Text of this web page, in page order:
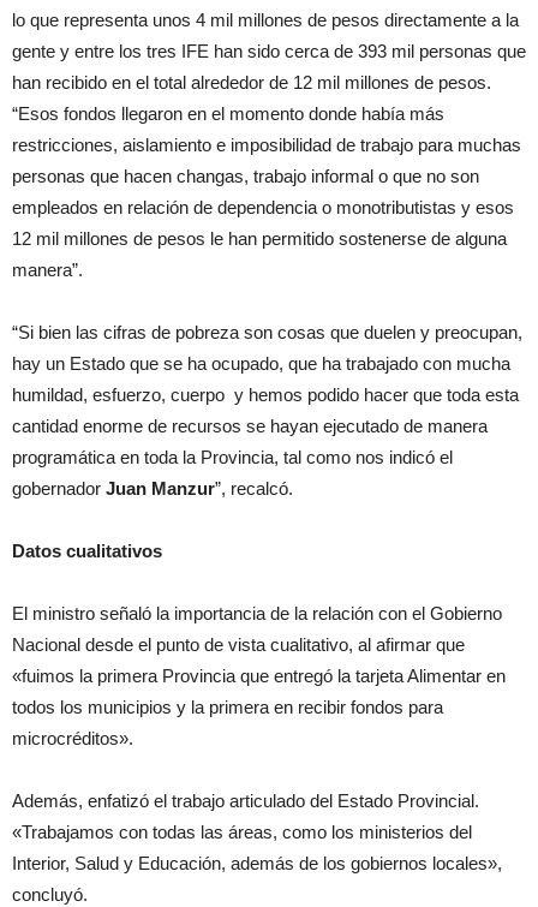
lo que representa unos 4 mil millones de pesos directamente a la
gente y entre los tres IFE han sido cerca de 393 mil personas que
han recibido en el total alrededor de 12 mil millones de pesos.
“Esos fondos llegaron en el momento donde había más
restricciones, aislamiento e imposibilidad de trabajo para muchas
personas que hacen changas, trabajo informal o que no son
empleados en relación de dependencia o monotributistas y esos
12 mil millones de pesos le han permitido sostenerse de alguna
manera”.
“Si bien las cifras de pobreza son cosas que duelen y preocupan,
hay un Estado que se ha ocupado, que ha trabajado con mucha
humildad, esfuerzo, cuerpo y hemos podido hacer que toda esta
cantidad enorme de recursos se hayan ejecutado de manera
programática en toda la Provincia, tal como nos indicó el
gobernador Juan Manzur”, recalcó.
Datos cualitativos
El ministro señaló la importancia de la relación con el Gobierno
Nacional desde el punto de vista cualitativo, al afirmar que
«fuimos la primera Provincia que entregó la tarjeta Alimentar en
todos los municipios y la primera en recibir fondos para
microcréditos».
Además, enfatizó el trabajo articulado del Estado Provincial.
«Trabajamos con todas las áreas, como los ministerios del
Interior, Salud y Educación, además de los gobiernos locales»,
concluyó.